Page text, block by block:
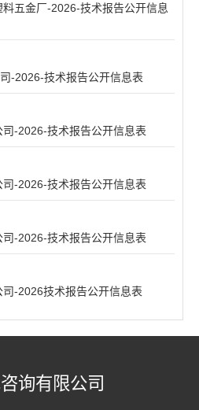
五金厂-2026-技术报告公开信息
-2026-技术报告公开信息表
-2026-技术报告公开信息表
-2026-技术报告公开信息表
-2026-技术报告公开信息表
-2026技术报告公开信息表
询有限公司